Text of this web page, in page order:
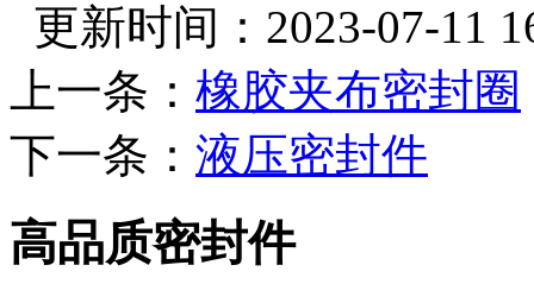
更新时间：2023-07-11
上一条： 橡胶夹布密封圈
下一条： 液压密封件
高品质密封件